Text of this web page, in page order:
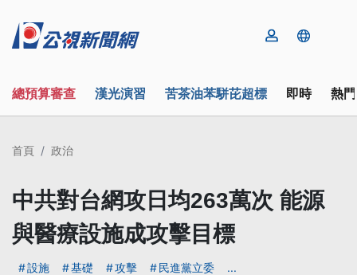
總預算審查 漢光演習 苦茶油苯駢芘超標 即時 熱
首頁 政治
中共對台網攻日均263萬次 能源
與醫療設施成攻擊目標
設施 基礎 攻擊 民進黨立委 ...